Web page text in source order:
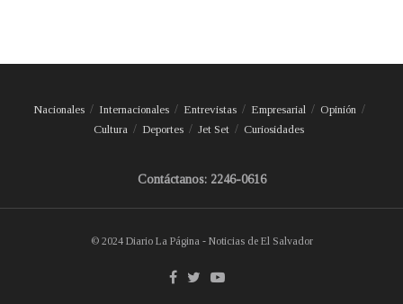
Nacionales Internacionales Entrevistas Empresarial
Opinión
Cultura
Deportes Jet Set Curiosidades
Contáctanos: 2246-0616
© 2024 Diario La Página - Noticias de El Salvador